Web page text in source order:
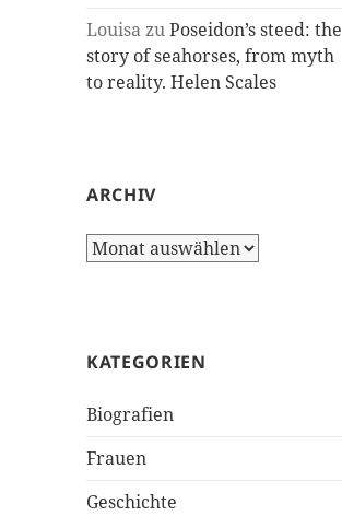
LouisazuPoseidon’s steed: the
story of seahorses, from myth
to reality. Helen Scales
ARCHIV
Archiv
KATEGORIEN
Biografien
Frauen
Geschichte